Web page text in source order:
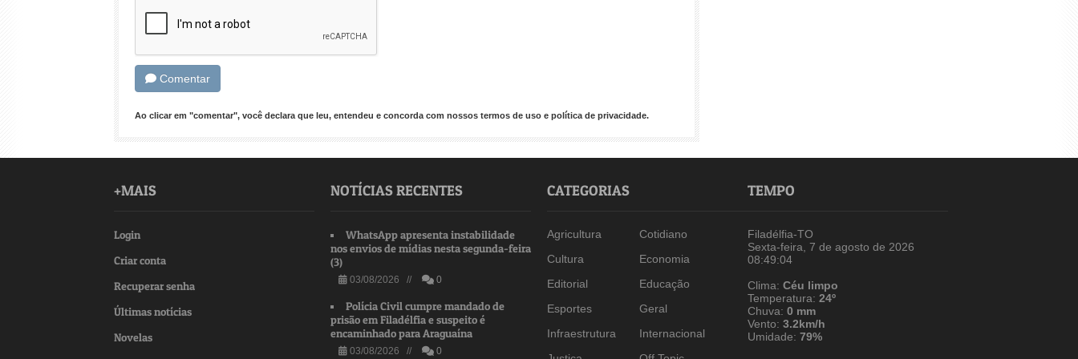
Comentar
Ao clicar em "comentar", você declara que leu, entendeu e concorda com nossos termos de uso e política de privacidade.
+MAIS
Login
Criar conta
Recuperar senha
Últimas notícias
Novelas
NOTÍCIAS RECENTES
WhatsApp apresenta instabilidade
nos envios de mídias nesta segunda-feira
(3)
03/08/2026 // 0
Polícia Civil cumpre mandado de
prisão em Filadélfia e suspeito é
encaminhado para Araguaína
03/08/2026 // 0
CATEGORIAS
Agricultura
Cotidiano
Cultura
Economia
Editorial
Educação
Esportes
Geral
Infraestrutura
Internacional
TEMPO
Filadélfia-TO
Sexta-feira, 7 de agosto de 2026
08:49:04
Clima: Céu limpo
Temperatura: 24º
Chuva: 0 mm
Vento: 3.2km/h
Umidade: 79%